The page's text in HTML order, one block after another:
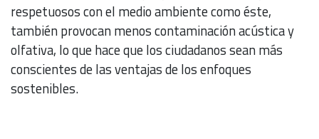
respetuosos con el medio ambiente como éste,
también provocan menos contaminación acústica y
olfativa, lo que hace que los ciudadanos sean más
conscientes de las ventajas de los enfoques
sostenibles.